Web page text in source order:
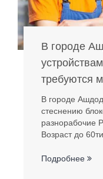
В городе
требуются
В городе
стеснению
разнорабочие
Возраст до
Подробнее